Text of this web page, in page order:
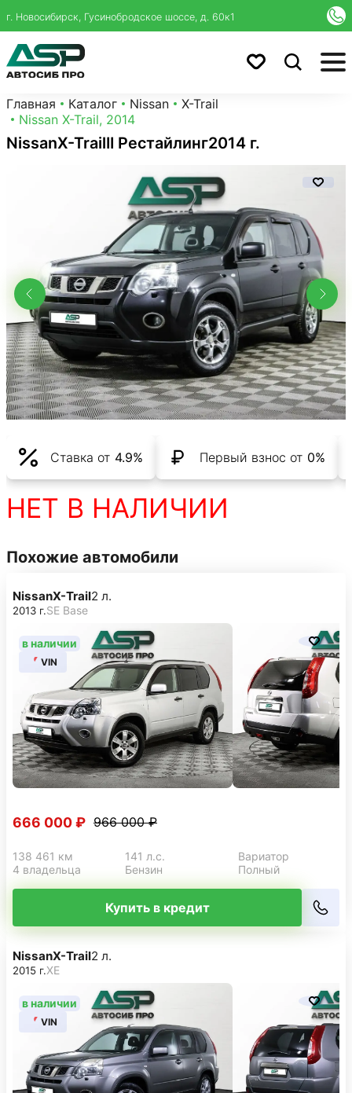
г. Новосибирск, Гусинобродское шоссе, д. 60к1
Главная Каталог Nissan
X-Trail
Nissan X-Trail, 2014
NissanX-TrailII Рестайлинг2014 г.
Ставка от 4.9% Первый взнос от 0%
НЕТ В НАЛИЧИИ
Похожие автомобили
в наличии
VIN
NissanX-Trail2 л.
2013 г.SE Base
666 000 ₽ 966 000 ₽
138 461 км 141 л.с.
Вариатор
4 владельца
Бензин Полный
Купить в кредит
в наличии
VIN
NissanX-Trail2 л.
2015 г.XE